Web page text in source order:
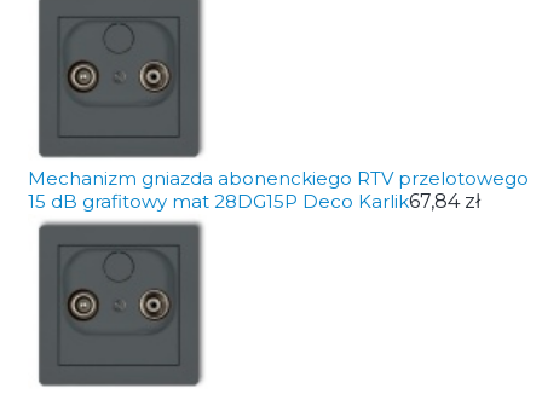
Mechanizm gniazda abonenckiego RTV przelotowego
15 dB grafitowy mat 28DG15P Deco Karlik67,84 zł